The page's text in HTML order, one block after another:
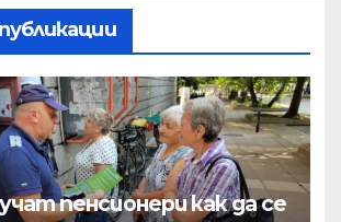
пенсионери как да се